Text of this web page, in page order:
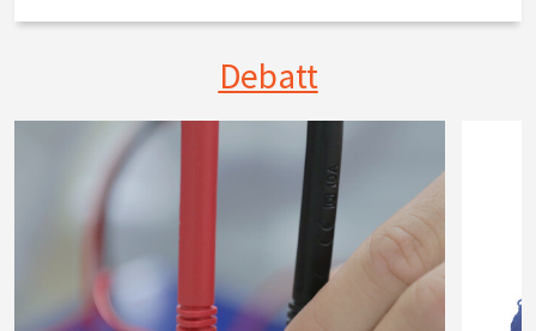
Debatt